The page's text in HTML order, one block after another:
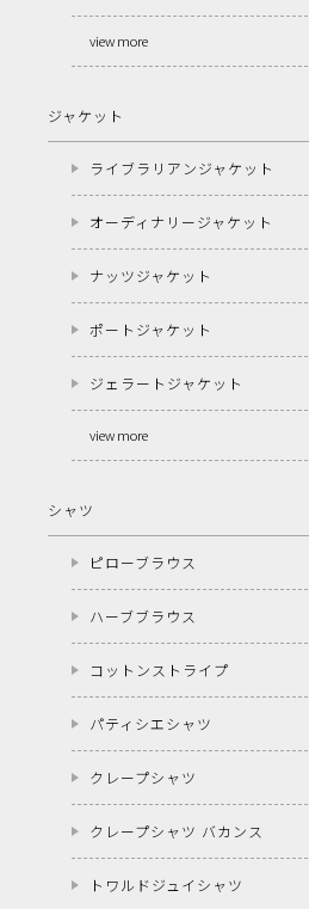
view more
ジャケット
ライブラリアンジャケット
オーディナリージャケット
ナッツジャケット
ポートジャケット
ジェラートジャケット
view more
シャツ
ピローブラウス
ハーブブラウス
コットンストライプ
パティシエシャツ
クレープシャツ
クレープシャツ バカンス
トワルドジュイシャツ